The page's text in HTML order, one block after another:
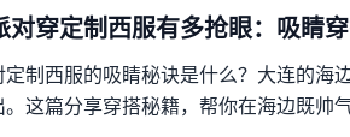
对穿定制西服有多抢眼：吸睛
定制西服的吸睛秘诀是什么？大连的海
这篇分享穿搭秘籍，帮你在海边既帅气